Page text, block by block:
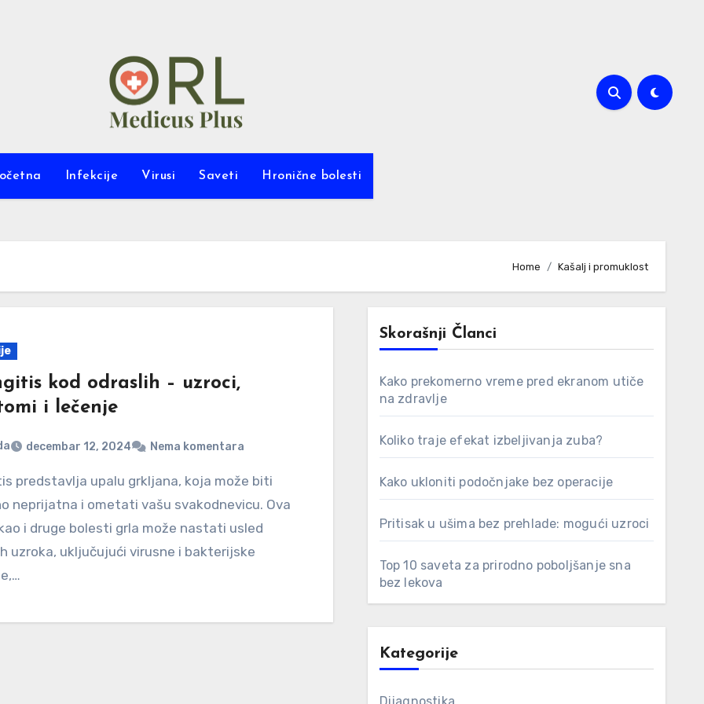
Infekcije Virusi Saveti Hronične bolesti
Home Kašalj i promuklost
kod odraslih – uzroci,
i lečenje
decembar 12, 2024 Nema komentara
neprijatna i ometati vašu svakodnevicu. Ova
i druge bolesti grla može nastati usled
uzroka, uključujući virusne i bakterijske
Skorašnji Članci
Kako prekomerno vreme pred ekranom utiče
na zdravlje
Koliko traje efekat izbeljivanja zuba?
Kako ukloniti podočnjake bez operacije
Pritisak u ušima bez prehlade: mogući uzroci
Top 10 saveta za prirodno poboljšanje sna
bez lekova
Kategorije